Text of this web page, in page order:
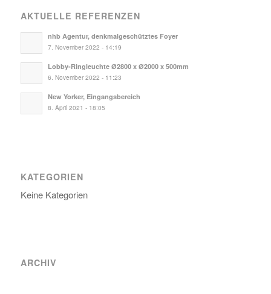
AKTUELLE REFERENZEN
nhb Agentur, denkmalgeschütztes Foyer
7. November 2022 - 14:19
Lobby-Ringleuchte Ø2800 x Ø2000 x 500mm
6. November 2022 - 11:23
New Yorker, Eingangsbereich
8. April 2021 - 18:05
KATEGORIEN
Keine Kategorien
ARCHIV